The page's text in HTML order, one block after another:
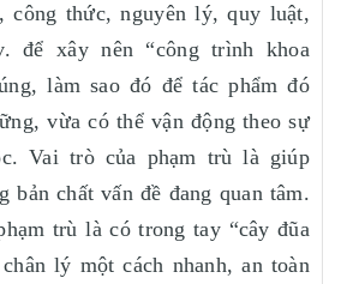
công thức, nguyên lý, quy luật,
để xây nên “công trình khoa
làm sao đó để tác phẩm đó
vừa có thể vận động theo sự
Vai trò của phạm trù là giúp
bản chất vấn đề đang quan tâm.
trù là có trong tay “cây đũa
lý một cách nhanh, an toàn